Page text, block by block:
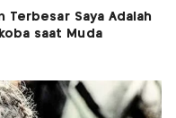
Terbesar Saya Adalah
saat Muda